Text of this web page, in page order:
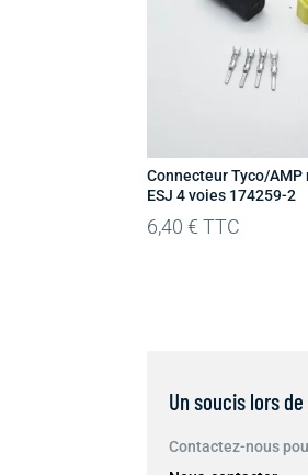
Connecteur Tyco/AMP
ESJ 4 voies 174259-2
6,40€ TTC
Un soucis lors
Contactez-nous